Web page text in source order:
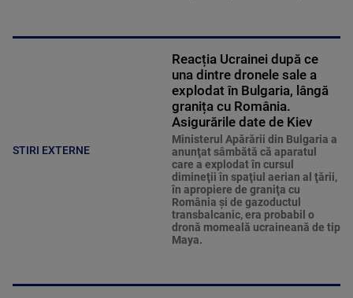
STIRI EXTERNE
Reacția Ucrainei după ce
una dintre dronele sale a
explodat în Bulgaria, lângă
granița cu România.
Asigurările date de Kiev
Ministerul Apărării din Bulgaria a
anunţat sâmbătă că aparatul
care a explodat în cursul
dimineţii în spaţiul aerian al ţării,
în apropiere de graniţa cu
România şi de gazoductul
transbalcanic, era probabil o
dronă momeală ucraineană de tip
Maya.